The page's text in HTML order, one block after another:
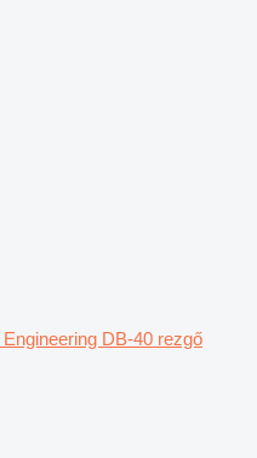
Engineering DB-40 rezgő